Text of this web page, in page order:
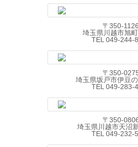
〒350-1126
埼玉県川越市旭
TEL 049-244-
〒350-
埼玉県坂戸市伊豆
TEL 049-283-
〒350-
埼玉県川越市天沼
TEL 049-232-